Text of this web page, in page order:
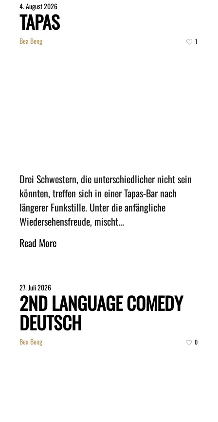
4. August 2026
TAPAS
Bea Beng 1
Drei Schwestern, die unterschiedlicher nicht sein
könnten, treffen sich in einer Tapas-Bar nach
längerer Funkstille. Unter die anfängliche
Wiedersehensfreude, mischt...
Read More
27. Juli 2026
2ND LANGUAGE COMEDY
DEUTSCH
Bea Beng 0